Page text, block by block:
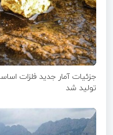
جزئیات آمار جدید فلزات
تولید شد